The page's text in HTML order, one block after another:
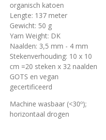
organisch katoen
Lengte: 137 meter
Gewicht: 50 g
Yarn Weight: DK
Naalden: 3,5 mm - 4 mm
Stekenverhouding: 10 x 10
cm =20 steken x 32 naalden
GOTS en vegan
gecertificeerd
Machine wasbaar (<30º);
horizontaal drogen